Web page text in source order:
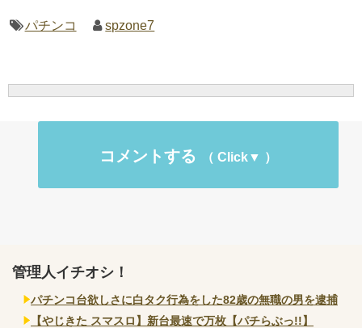
パチンコ spzone7
コメントする
管理人イチオシ！
パチンコ台欲しさに白タク行為をした82歳の無職の男を逮捕
【やじきた スマスロ】新台最速で万枚【パチらぶっ!!】